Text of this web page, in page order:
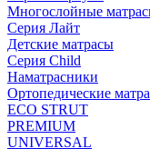
Многослойные
Серия Лайт
Детские матрасы
Серия Child
Наматрасники
Ортопедические
ECO STRUT
PREMIUM
UNIVERSAL